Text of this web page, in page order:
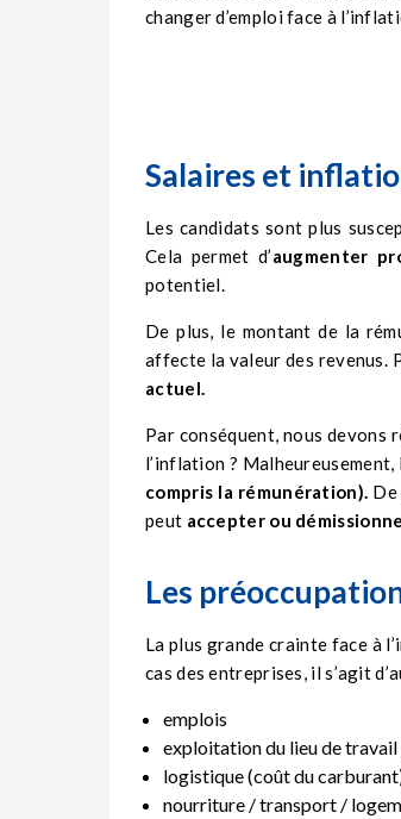
changer d’emploi face à
Salaires et
Les candidats sont plus
Cela permet d’augmenter
potentiel.
De plus, le montant de la
affecte la valeur des revenus.
actuel.
Par conséquent, nous devons
l’inflation ?
compris la rémunération). De
peut accepter ou
Les
La plus grande crainte face à
cas des entreprises, il s’agit
emplois
exploitation du lieu de
logistique (coût du
nourriture / transport /